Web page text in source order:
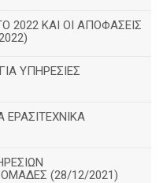
2022 ΚΑΙ ΟΙ ΑΠΟΦΑΣΕΙΣ
ΥΠΗΡΕΣΙΕΣ
ΕΡΑΣΙΤΕΧΝΙΚΑ
(28/12/2021)